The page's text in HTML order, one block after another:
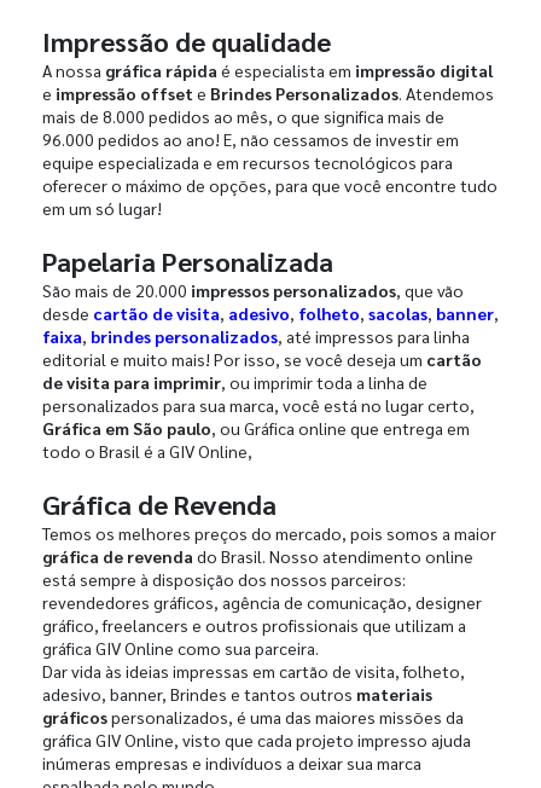
Impressão de qualidade
A nossa gráfica rápida é especialista em impressão digital
e impressão offset e Brindes Personalizados. Atendemos
mais de 8.000 pedidos ao mês, o que significa mais de
96.000 pedidos ao ano! E, não cessamos de investir em
equipe especializada e em recursos tecnológicos para
oferecer o máximo de opções, para que você encontre tudo
em um só lugar!
Papelaria Personalizada
São mais de 20.000 impressos personalizados, que vão
desde cartão de visita, adesivo, folheto, sacolas, banner,
faixa, brindes personalizados, até impressos para linha
editorial e muito mais! Por isso, se você deseja um cartão
de visita para imprimir, ou imprimir toda a linha de
personalizados para sua marca, você está no lugar certo,
Gráfica em São paulo, ou Gráfica online que entrega em
todo o Brasil é a GIV Online,
Gráfica de Revenda
Temos os melhores preços do mercado, pois somos a maior
gráfica de revenda do Brasil. Nosso atendimento online
está sempre à disposição dos nossos parceiros:
revendedores gráficos, agência de comunicação, designer
gráfico, freelancers e outros profissionais que utilizam a
gráfica GIV Online como sua parceira.
Dar vida às ideias impressas em cartão de visita, folheto,
adesivo, banner, Brindes e tantos outros materiais
gráficospersonalizados, é uma das maiores missões da
gráfica GIV Online, visto que cada projeto impresso ajuda
inúmeras empresas e indivíduos a deixar sua marca